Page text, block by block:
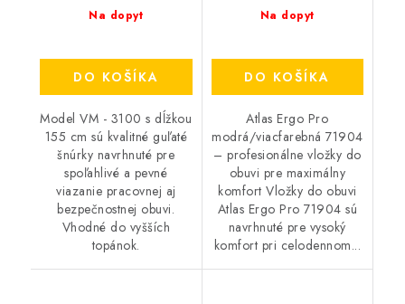
Na dopyt
DO KOŠÍKA
Model VM - 3100 s dĺžkou
155 cm sú kvalitné guľaté
šnúrky navrhnuté pre
spoľahlivé a pevné
viazanie pracovnej aj
bezpečnostnej obuvi.
Vhodné do vyšších
topánok.
Na dopyt
DO KOŠÍKA
Atlas Ergo Pro
modrá/viacfarebná 71904
– profesionálne vložky do
obuvi pre maximálny
komfort Vložky do obuvi
Atlas Ergo Pro 71904 sú
navrhnuté pre vysoký
komfort pri celodennom...